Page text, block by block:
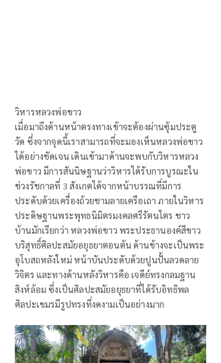
วิหารหลวงพ่อขาว
เมื่อมาถึงด้านหน้าตรงทางเข้าจะต้องผ่านซุ้มประตู
วัด ซึ่งจากจุดนี้เราสามารถที่จะมองเห็นหลวงพ่อขาว
ได้อย่างชัดเจน เดินเข้ามาด้านจะพบกับวิหารหลวง
พ่อขาว มีการสันนิษฐานว่าวิหารได้รับการบูรณะใน
ช่วงรัชกาลที่ 3 สังเกตได้จากหน้าบรรณที่มีการ
ประดับด้วยเครื่องถ้วยชามลายเครือเถา ภายในวิหาร
ประดิษฐานพระพุทธนิมิตรมงคลศรีรัตนไตร ชาว
บ้านมักเรียกว่า หลวงพ่อขาว พระประธานองค์สีขาว
บริสุทธิ์ศิลปะสมัยอยุธยาตอนต้น ด้านข้างจะเป็นพระ
อุโบสถหลังใหม่ หน้าบันประดับด้วยปูนปั้นลวดลาย
วิจิตร และทางด้านหลังวิหารคือ เจดีย์ทรงกลมฐาน
สิงห์ล้อม ซึ่งเป็นศิลปะสมัยอยุธยาที่ได้รับอิทธิพล
ศิลปะเขมรมีรูปทรงที่งดงามเป็นอย่างมาก